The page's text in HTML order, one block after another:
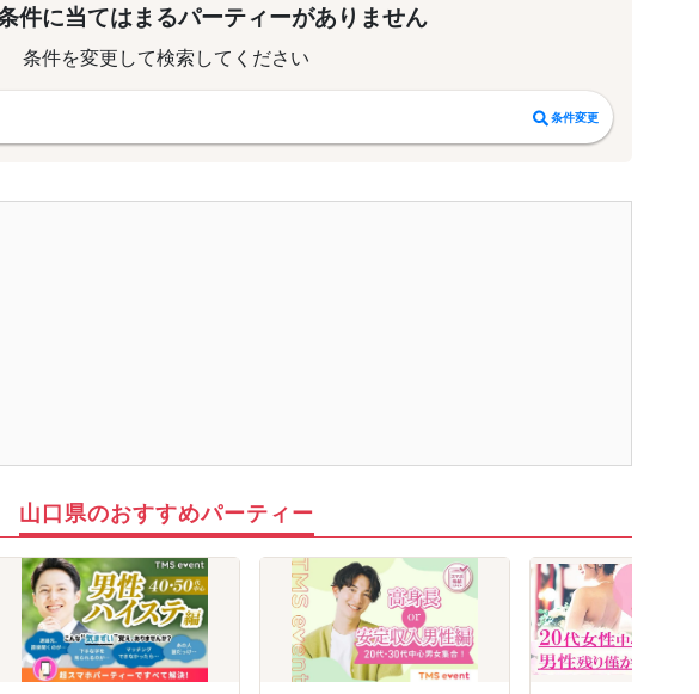
件に当てはまるパーティーがありません
条件を変更して検索してください
条件変更
山口県のおすすめパーティー